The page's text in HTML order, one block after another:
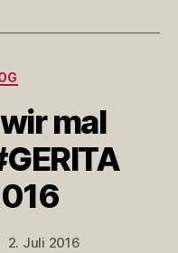
mal
2. Juli 2016